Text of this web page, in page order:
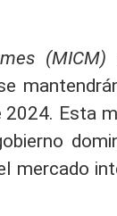
(MICM)
Esta
mercado